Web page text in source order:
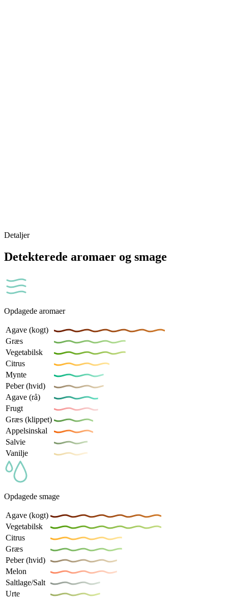
Detaljer
Detekterede aromaer og smage
Opdagede aromaer
Agave (kogt)
Græs
Vegetabilsk
Citrus
Mynte
Peber (hvid)
Agave (rå)
Frugt
Græs (klippet)
Appelsinskal
Salvie
Vanilje
Opdagede smage
Agave (kogt)
Vegetabilsk
Citrus
Græs
Peber (hvid)
Melon
Saltlage/Salt
Urte